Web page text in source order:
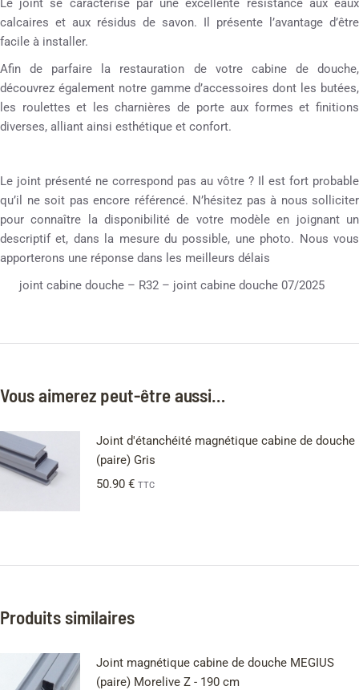
Le joint se caractérise par une excellente résistance aux eaux
calcaires et aux résidus de savon. Il présente l’avantage d’être
facile à installer.
Afin de parfaire la restauration de votre cabine de douche,
découvrez également notre gamme d’accessoires dont les butées,
les roulettes et les charnières de porte aux formes et finitions
diverses, alliant ainsi esthétique et confort.
Le joint présenté ne correspond pas au vôtre ? Il est fort probable
qu’il ne soit pas encore référencé. N’hésitez pas à nous solliciter
pour connaître la disponibilité de votre modèle en joignant un
descriptif et, dans la mesure du possible, une photo. Nous vous
apporterons une réponse dans les meilleurs délais
joint cabine douche – R32 – joint cabine douche 07/2025
Vous aimerez peut-être aussi…
Joint d'étanchéité magnétique cabine de douche
(paire) Gris
50.90 € TTC
Produits similaires
Joint magnétique cabine de douche MEGIUS
(paire) Morelive Z - 190 cm